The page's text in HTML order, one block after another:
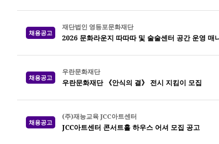
채용공고
재단법인 영등포문화재단
2026 문화라운지 따따따 및 술술센터 공간 운영 매
채용공고
우란문화재단
우란문화재단 《안식의 결》 전시 지킴이 모집
채용공고
(주)재능교육 JCC아트센터
JCC아트센터 콘서트홀 하우스 어셔 모집 공고